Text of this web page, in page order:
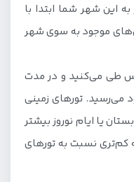
به این شهر شما ابتدا با
موجود به سوی شهر
طی می‌کنید و در مدت‌
می‌رسید. تورهای زمینی
یا ایام نوروز بیشتر
کم‌تری نسبت به تورهای